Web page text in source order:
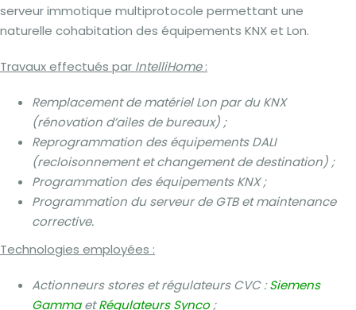
serveur immotique multiprotocole permettant une
naturelle cohabitation des équipements KNX et Lon.
Travaux effectués par IntelliHome:
Remplacement de matériel Lon par du KNX
(rénovation d’ailes de bureaux) ;
Reprogrammation des équipements DALI
(recloisonnement et changement de destination) ;
Programmation des équipements KNX ;
Programmation du serveur de GTB et maintenance
corrective.
Technologies employées :
Actionneurs stores et régulateurs CVC :Siemens
GammaetRégulateurs Synco;